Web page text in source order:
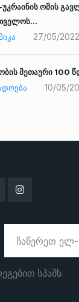
ომის
27/05/2022
მეთაური 100
10/05/
სპამს